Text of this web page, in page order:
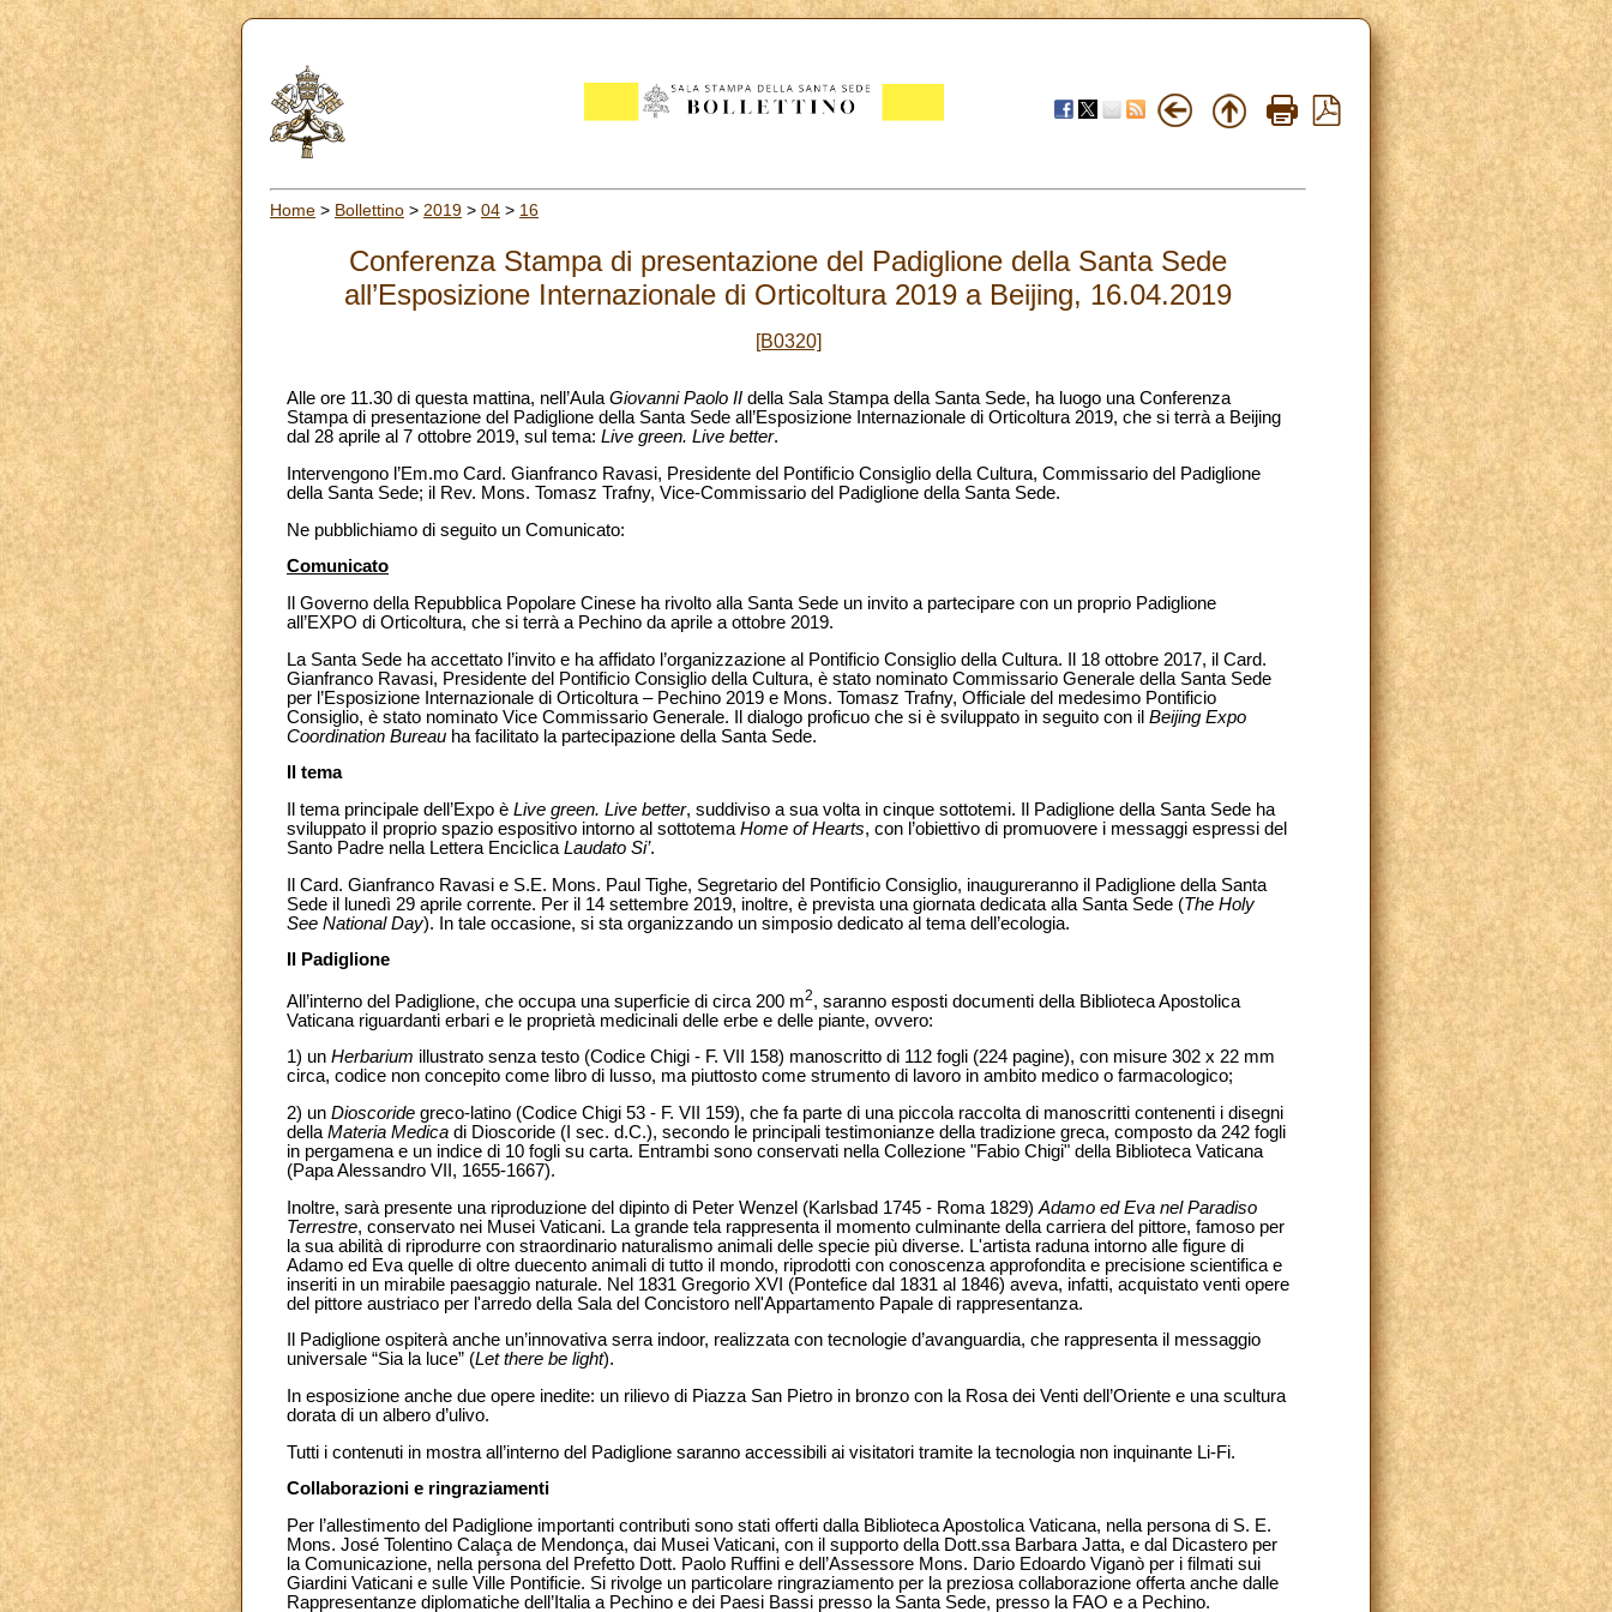
Home > Bollettino > 2019 > 04 > 16
Conferenza Stampa di presentazione del Padiglione della Santa Sede
all’Esposizione Internazionale di Orticoltura 2019 a Beijing, 16.04.2019
[B0320]
Alle ore 11.30 di questa mattina, nell’AulaGiovanni Paolo II della Sala Stampa della Santa Sede, ha luogo una Conferenza
Stampa di presentazione del Padiglione della Santa Sede all’Esposizione Internazionale di Orticoltura 2019, che si terrà a Beijing
dal 28 aprile al 7 ottobre 2019, sul tema: Live green. Live better.
Intervengono l’Em.mo Card. Gianfranco Ravasi, Presidente del Pontificio Consiglio della Cultura, Commissario del Padiglione
della Santa Sede; il Rev. Mons. Tomasz Trafny, Vice-Commissario del Padiglione della Santa Sede.
Ne pubblichiamo di seguito un Comunicato:
Comunicato
Il Governo della Repubblica Popolare Cinese ha rivolto alla Santa Sede un invito a partecipare con un proprio Padiglione
all’EXPO di Orticoltura, che si terrà a Pechino da aprile a ottobre 2019.
La Santa Sede ha accettato l’invito e ha affidato l’organizzazione al Pontificio Consiglio della Cultura. Il 18 ottobre 2017, il Card.
Gianfranco Ravasi, Presidente del Pontificio Consiglio della Cultura, è stato nominato Commissario Generale della Santa Sede
per l’Esposizione Internazionale di Orticoltura – Pechino 2019 e Mons. Tomasz Trafny, Officiale del medesimo Pontificio
Consiglio, è stato nominato Vice Commissario Generale. Il dialogo proficuo che si è sviluppato in seguito con il Beijing Expo
Coordination Bureau ha facilitato la partecipazione della Santa Sede.
Il tema
Il tema principale dell’Expo è Live green. Live better, suddiviso a sua volta in cinque sottotemi. Il Padiglione della Santa Sede ha
sviluppato il proprio spazio espositivo intorno al sottotema Home of Hearts, con l’obiettivo di promuovere i messaggi espressi del
Santo Padre nella Lettera Enciclica Laudato Si’.
Il Card. Gianfranco Ravasi e S.E. Mons. Paul Tighe, Segretario del Pontificio Consiglio, inaugureranno il Padiglione della Santa
Sede il lunedì 29 aprile corrente. Per il 14 settembre 2019, inoltre, è prevista una giornata dedicata alla Santa Sede (The Holy
See National Day). In tale occasione, si sta organizzando un simposio dedicato al tema dell’ecologia.
Il Padiglione
All’interno del Padiglione, che occupa una superficie di circa 200 m2, saranno esposti documenti della Biblioteca Apostolica
Vaticana riguardanti erbari e le proprietà medicinali delle erbe e delle piante, ovvero:
1) un Herbarium illustrato senza testo (Codice Chigi - F. VII 158) manoscritto di 112 fogli (224 pagine), con misure 302 x 22 mm
circa, codice non concepito come libro di lusso, ma piuttosto come strumento di lavoro in ambito medico o farmacologico;
2) un Dioscoride greco-latino (Codice Chigi 53 - F. VII 159), che fa parte di una piccola raccolta di manoscritti contenenti i disegni
della Materia Medica di Dioscoride (I sec. d.C.), secondo le principali testimonianze della tradizione greca, composto da 242 fogli
in pergamena e un indice di 10 fogli su carta. Entrambi sono conservati nella Collezione "Fabio Chigi" della Biblioteca Vaticana
(Papa Alessandro VII, 1655-1667).
Inoltre, sarà presente una riproduzione del dipinto di Peter Wenzel (Karlsbad 1745 - Roma 1829) Adamo ed Eva nel Paradiso
Terrestre, conservato nei Musei Vaticani. La grande tela rappresenta il momento culminante della carriera del pittore, famoso per
la sua abilità di riprodurre con straordinario naturalismo animali delle specie più diverse. L'artista raduna intorno alle figure di
Adamo ed Eva quelle di oltre duecento animali di tutto il mondo, riprodotti con conoscenza approfondita e precisione scientifica e
inseriti in un mirabile paesaggio naturale. Nel 1831 Gregorio XVI (Pontefice dal 1831 al 1846) aveva, infatti, acquistato venti opere
del pittore austriaco per l'arredo della Sala del Concistoro nell'Appartamento Papale di rappresentanza.
Il Padiglione ospiterà anche un’innovativa serra indoor, realizzata con tecnologie d’avanguardia, che rappresenta il messaggio
universale “Sia la luce” (Let there be light).
In esposizione anche due opere inedite: un rilievo di Piazza San Pietro in bronzo con la Rosa dei Venti dell’Oriente e una scultura
dorata di un albero d’ulivo.
Tutti i contenuti in mostra all’interno del Padiglione saranno accessibili ai visitatori tramite la tecnologia non inquinante Li-Fi.
Collaborazioni e ringraziamenti
Per l’allestimento del Padiglione importanti contributi sono stati offerti dalla Biblioteca Apostolica Vaticana, nella persona di S. E.
Mons. José Tolentino Calaça de Mendonҫa, dai Musei Vaticani, con il supporto della Dott.ssa Barbara Jatta, e dal Dicastero per
la Comunicazione, nella persona del Prefetto Dott. Paolo Ruffini e dell’Assessore Mons. Dario Edoardo Viganò per i filmati sui
Giardini Vaticani e sulle Ville Pontificie. Si rivolge un particolare ringraziamento per la preziosa collaborazione offerta anche dalle
Rappresentanze diplomatiche dell’Italia a Pechino e dei Paesi Bassi presso la Santa Sede, presso la FAO e a Pechino.